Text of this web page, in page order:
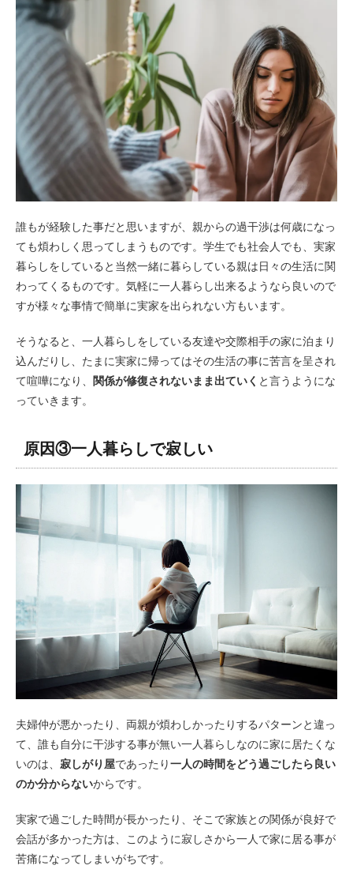
誰もが経験した事だと思いますが、親からの過干渉は何歳になっ
ても煩わしく思ってしまうものです。学生でも社会人でも、実家
暮らしをしていると当然一緒に暮らしている親は日々の生活に関
わってくるものです。気軽に一人暮らし出来るようなら良いので
すが様々な事情で簡単に実家を出られない方もいます。
そうなると、一人暮らしをしている友達や交際相手の家に泊まり
込んだりし、たまに実家に帰ってはその生活の事に苦言を呈され
て喧嘩になり、
関係が修復されないまま出ていく と言うようにな
っていきます。
原因③一人暮らしで寂しい
夫婦仲が悪かったり、両親が煩わしかったりするパターンと違っ
て、誰も自分に干渉する事が無い一人暮らしなのに家に居たくな
いのは、 寂しがり屋であったり一人の時間をどう過ごしたら良い
のか分からないからです。
実家で過ごした時間が長かったり、そこで家族との関係が良好で
会話が多かった方は、このように寂しさから一人で家に居る事が
苦痛になってしまいがちです。